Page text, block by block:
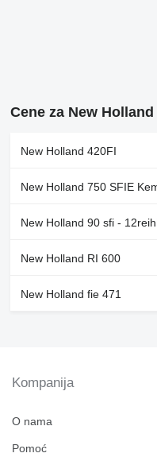
Cene za New
New Holland 420FI
New Holland 750 SFIE
New Holland 90 sfi -
New Holland RI 600
New Holland fie 471
Kompanija
O nama
Pomoć